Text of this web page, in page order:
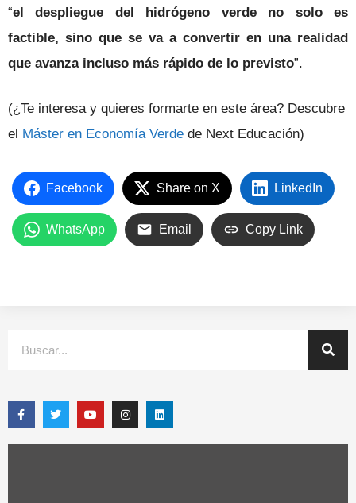
“el despliegue del hidrógeno verde no solo es
factible, sino que se va a convertir en una realidad
que avanza incluso más rápido de lo previsto”.
(¿Te interesa y quieres formarte en este área? Descubre
el Máster en Economía Verde de Next Educación)
Facebook Share on X LinkedIn
WhatsApp Email Copy Link